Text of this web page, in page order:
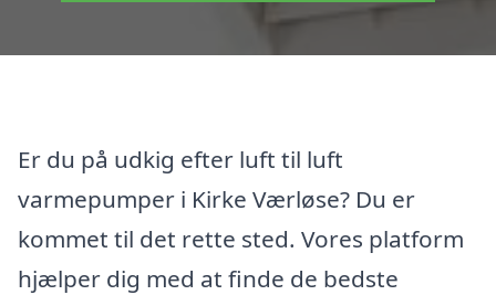
Er du på udkig efter luft til luft
varmepumper i Kirke Værløse? Du er
kommet til det rette sted. Vores platform
hjælper dig med at finde de bedste